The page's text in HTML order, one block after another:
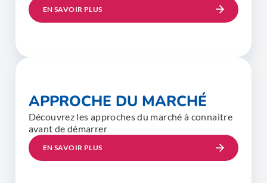
EN SAVOIR PLUS
APPROCHE DU MARCHÉ
Découvrez les approches du marché à connaitre
avant de démarrer
EN SAVOIR PLUS